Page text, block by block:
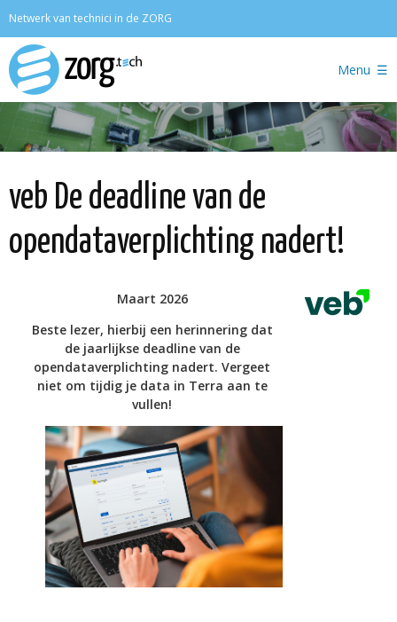
Netwerk van technici in de ZORG
Menu
veb De deadline van de
opendataverplichting nadert!
Maart 2026
Beste lezer, hierbij een herinnering dat
de jaarlijkse deadline van de
opendataverplichting nadert. Vergeet
niet om tijdig je data in Terra aan te
vullen!